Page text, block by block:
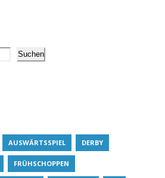
Suchen
AUSWÄRTSSPIEL DERBY
FRÜHSCHOPPEN